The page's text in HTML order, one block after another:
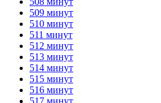
509 минут
510 минут
511 минут
512 минут
513 минут
514 минут
515 минут
516 минут
517 минут